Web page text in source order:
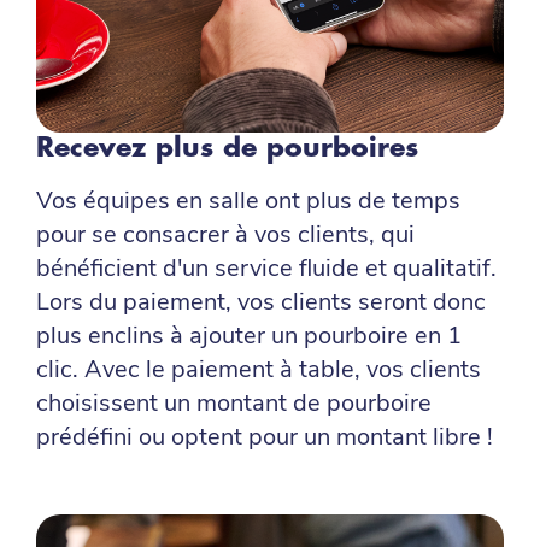
Recevez plus de pourboires
Vos équipes en salle ont plus de temps
pour se consacrer à vos clients, qui
bénéficient d'un service fluide et qualitatif.
Lors du paiement, vos clients seront donc
plus enclins à ajouter un pourboire en 1
clic. Avec le paiement à table, vos clients
choisissent un montant de pourboire
prédéfini ou optent pour un montant libre !